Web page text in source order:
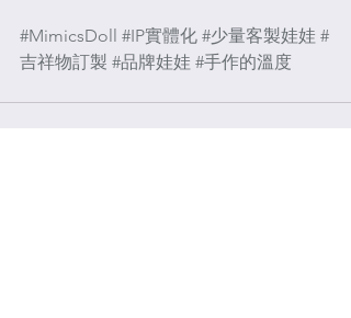
#MimicsDoll #IP實體化 #少量客製娃娃 #
吉祥物訂製 #品牌娃娃 #手作的溫度